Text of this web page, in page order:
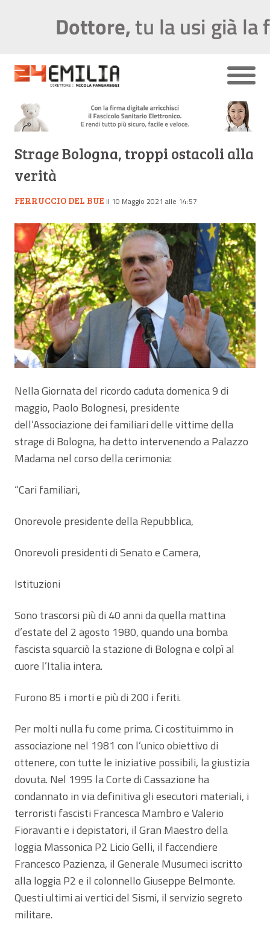
Strage Bologna, troppi ostacoli alla
verità
FERRUCCIO DEL BUE il 10 Maggio 2021 alle 14:57
Nella Giornata del ricordo caduta domenica 9 di
maggio, Paolo Bolognesi, presidente
dell’Associazione dei familiari delle vittime della
strage di Bologna, ha detto intervenendo a Palazzo
Madama nel corso della cerimonia:
“Cari familiari,
Onorevole presidente della Repubblica,
Onorevoli presidenti di Senato e Camera,
Istituzioni
Sono trascorsi più di 40 anni da quella mattina
d’estate del 2 agosto 1980, quando una bomba
fascista squarciò la stazione di Bologna e colpì al
cuore l’Italia intera.
Furono 85 i morti e più di 200 i feriti.
Per molti nulla fu come prima. Ci costituimmo in
associazione nel 1981 con l’unico obiettivo di
ottenere, con tutte le iniziative possibili, la giustizia
dovuta. Nel 1995 la Corte di Cassazione ha
condannato in via definitiva gli esecutori materiali, i
terroristi fascisti Francesca Mambro e Valerio
Fioravanti e i depistatori, il Gran Maestro della
loggia Massonica P2 Licio Gelli, il faccendiere
Francesco Pazienza, il Generale Musumeci iscritto
alla loggia P2 e il colonnello Giuseppe Belmonte.
Questi ultimi ai vertici del Sismi, il servizio segreto
militare.